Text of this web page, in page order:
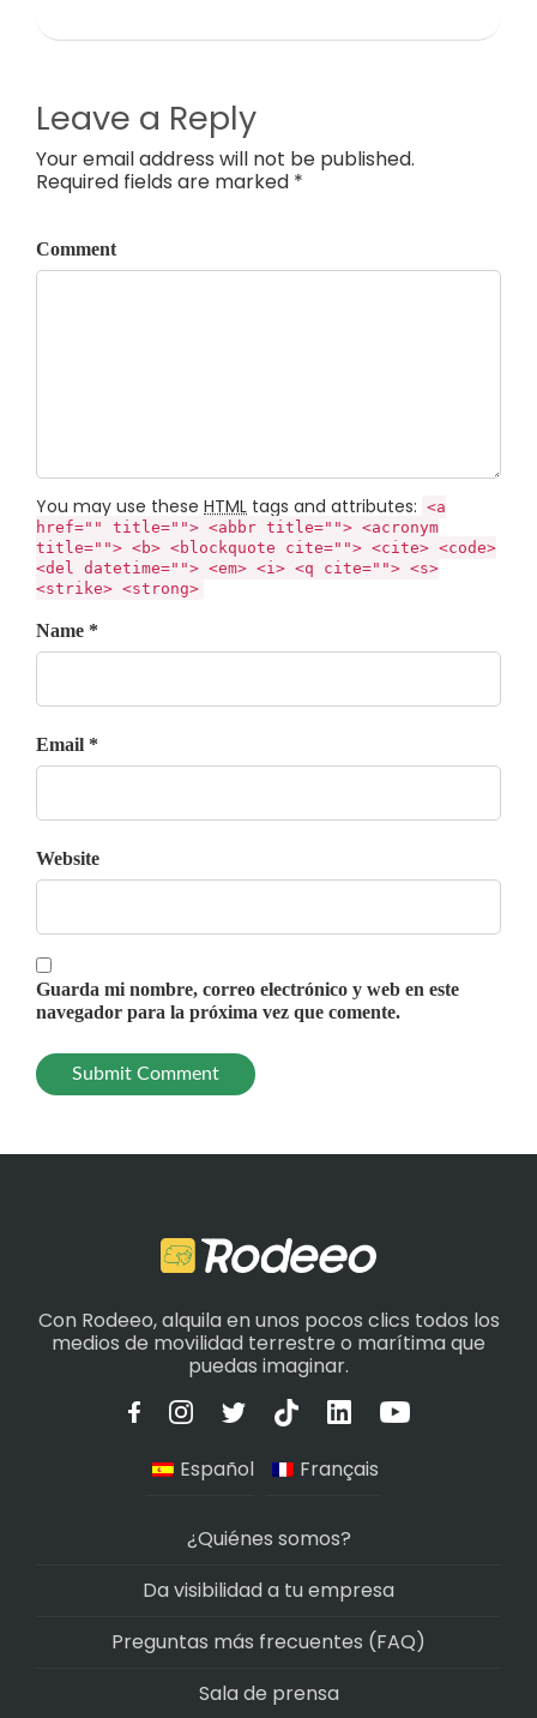
Leave a Reply
Your email address will not be published.
Required fields are marked *
Comment
You may use these HTML tags and attributes: <a
href="" title=""> <abbr title=""> <acronym
title=""> <b> <blockquote cite=""> <cite> <code>
<del datetime=""> <em> <i> <q cite=""> <s>
<strike> <strong>
Name *
Email *
Website
Guarda mi nombre, correo electrónico y web en este
navegador para la próxima vez que comente.
Con Rodeeo, alquila en unos pocos clics todos los
medios de movilidad terrestre o marítima que
puedas imaginar.
Español Français
¿Quiénes somos?
Da visibilidad a tu empresa
Preguntas más frecuentes (FAQ)
Sala de prensa